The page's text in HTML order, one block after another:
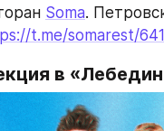
Soma.
t.me/somarest/641
в